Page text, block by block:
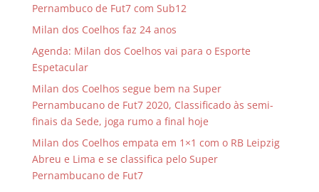
Pernambuco de Fut7 com Sub12
Milan dos Coelhos faz 24 anos
Agenda: Milan dos Coelhos vai para o Esporte
Espetacular
Milan dos Coelhos segue bem na Super
Pernambucano de Fut7 2020, Classificado às semi-
finais da Sede, joga rumo a final hoje
Milan dos Coelhos empata em 1×1 com o RB Leipzig
Abreu e Lima e se classifica pelo Super
Pernambucano de Fut7